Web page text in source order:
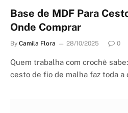
Base de MDF Para
Onde Comprar
By Camila Flora 28/10/2025 0
Quem trabalha com crochê
cesto de fio de malha faz toda